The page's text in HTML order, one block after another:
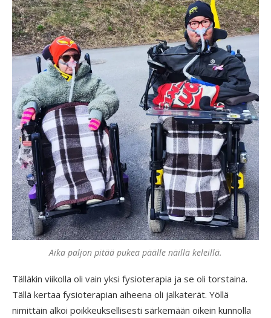
Aika paljon pitää pukea päälle näillä keleillä.
Tälläkin viikolla oli vain yksi fysioterapia ja se oli torstaina.
Tällä kertaa fysioterapian aiheena oli jalkaterät. Yöllä
nimittäin alkoi poikkeuksellisesti särkemään oikein kunnolla